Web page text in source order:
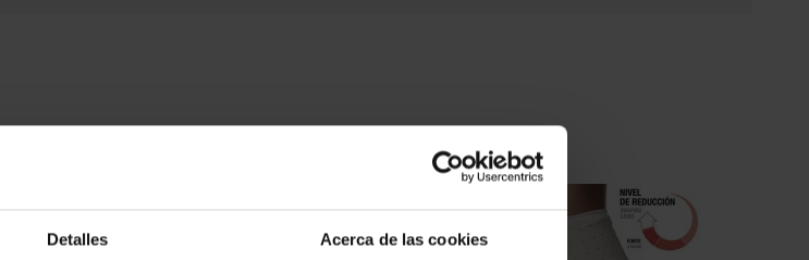
Detalles Acerca de las cookies